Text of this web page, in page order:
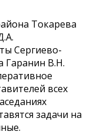
Токарева
Сергиево-
Гаранин В.Н.
всех
задачи на